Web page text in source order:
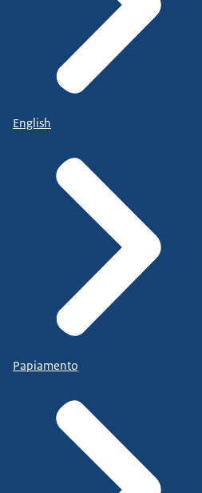
English
Papiamento